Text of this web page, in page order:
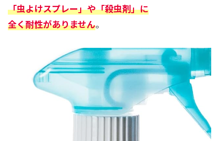
「虫よけスプレー」や「殺虫剤」に
全く耐性がありません。